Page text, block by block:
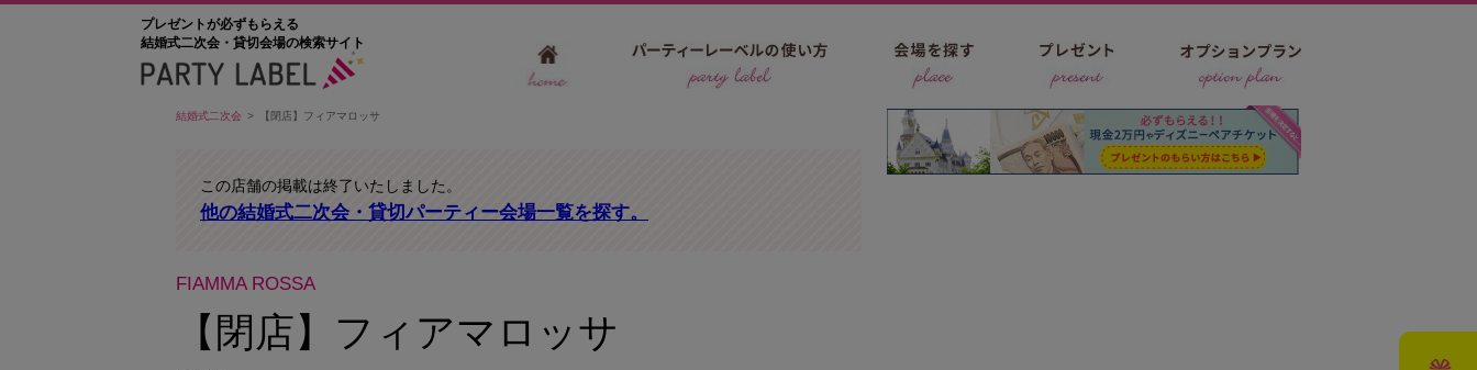
プレゼントが必ずもらえる
結婚式二次会・貸切会場の検索サイト
結婚式二次会 【閉店】フィアマロッサ
この店舗の掲載は終了いたしました。
他の結婚式二次会・貸切パーティー会場一覧を探す。
FIAMMA ROSSA
【閉店】フィアマロッサ